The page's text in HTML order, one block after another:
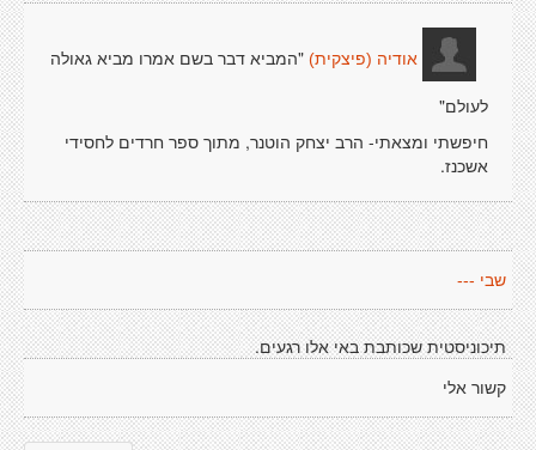
אודיה (פיצקית) "המביא דבר בשם אמרו מביא גאולה
לעולם"
חיפשתי ומצאתי- הרב יצחק הוטנר, מתוך ספר חרדים לחסידי
אשכנז.
שבי ---
תיכוניסטית שכותבת באי אלו רגעים.
קשור אלי